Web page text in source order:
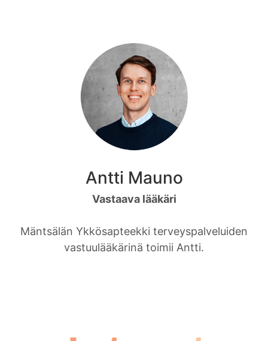
Antti Mauno
Vastaava lääkäri
Mäntsälän Ykkösapteekki terveyspalveluiden
vastuulääkärinä toimii Antti.